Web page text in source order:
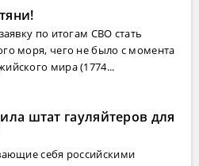
по итогам СВО стать
моря, чего не было с момента
мира (1774...
штат гауляйтеров для
себя российскими